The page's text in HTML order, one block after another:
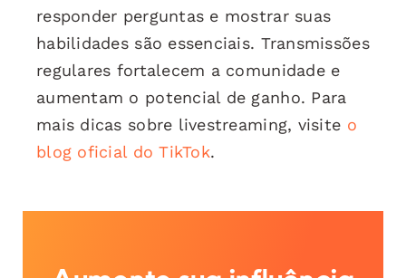
responder perguntas e mostrar suas
habilidades são essenciais. Transmissões
regulares fortalecem a comunidade e
aumentam o potencial de ganho. Para
mais dicas sobre livestreaming, visite o
blog oficial do TikTok.